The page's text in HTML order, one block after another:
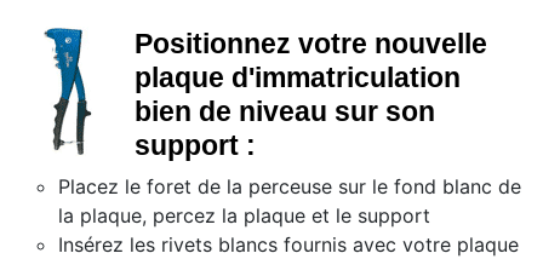
Positionnez votre nouvelle
plaque d'immatriculation
bien de niveau sur son
support :
Placez le foret de la perceuse sur le fond blanc de
la plaque, percez la plaque et le support
Insérez les rivets blancs fournis avec votre plaque